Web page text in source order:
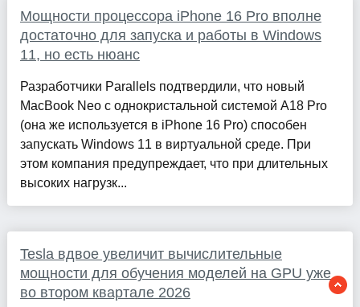
Мощности процессора iPhone 16 Pro вполне
достаточно для запуска и работы в Windows
11, но есть нюанс
Разработчики Parallels подтвердили, что новый
MacBook Neo с однокристальной системой A18 Pro
(она же используется в iPhone 16 Pro) способен
запускать Windows 11 в виртуальной среде. При
этом компания предупреждает, что при длительных
высоких нагрузк...
Tesla вдвое увеличит вычислительные
мощности для обучения моделей на GPU уже
во втором квартале 2026